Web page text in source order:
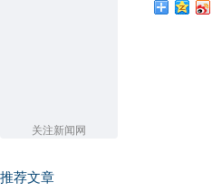
关注新闻网
推荐文章